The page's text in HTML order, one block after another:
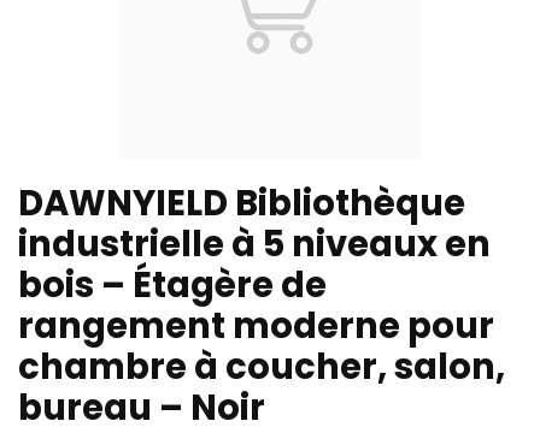
DAWNYIELD Bibliothèque
industrielle à 5 niveaux en
bois – Étagère de
rangement moderne pour
chambre à coucher, salon,
bureau – Noir